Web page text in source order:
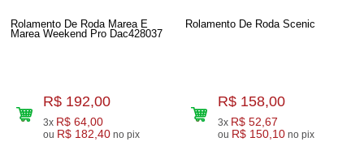
Rolamento De Roda Marea E
Marea Weekend Pro Dac428037
R$ 192,00
3x R$ 64,00
ou R$ 182,40 no pix
Rolamento De Roda Scenic
R$ 158,00
3x R$ 52,67
ou R$ 150,10 no pix